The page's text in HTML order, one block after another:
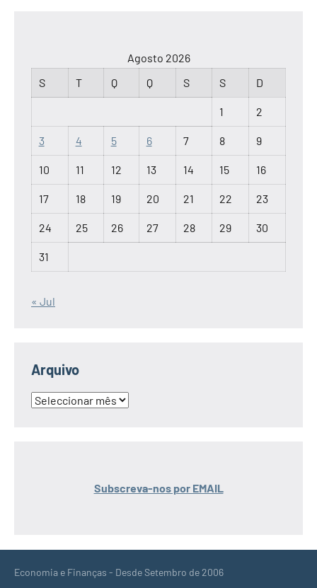
Agosto 2026
S
T Q Q S S D
1 2
3 4 5 6 7 8 9
10 11 12 13 14 15 16
17 18 19 20 21 22 23
24 25 26 27 28 29 30
31
« Jul
Arquivo
Arquivo
Subscreva-nos por EMAIL
Economia e Finanças - Desde Setembro de 2006